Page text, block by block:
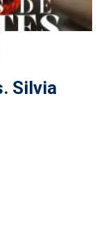
Silvia